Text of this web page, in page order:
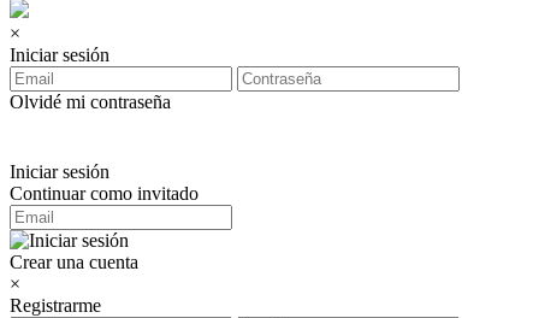
×
Iniciar sesión
Olvidé mi contraseña
Iniciar sesión
Continuar como invitado
Crear una cuenta
×
Registrarme